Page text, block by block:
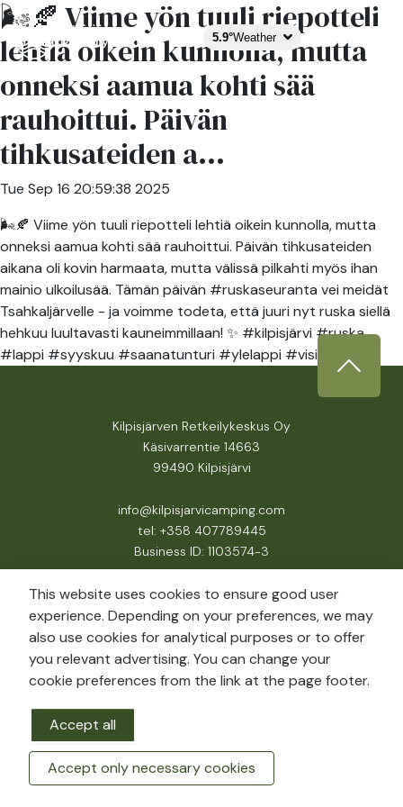
5.9°Weather
🌬🍂 Viime yön tuuli riepotteli
lehtiä oikein kunnolla, mutta
onneksi aamua kohti sää
rauhoittui. Päivän
tihkusateiden a...
Tue Sep 16 20:59:38 2025
🌬🍂 Viime yön tuuli riepotteli lehtiä oikein kunnolla, mutta
onneksi aamua kohti sää rauhoittui. Päivän tihkusateiden
aikana oli kovin harmaata, mutta välissä pilkahti myös ihan
mainio ulkoilusää. Tämän päivän #ruskaseuranta vei meidät
Tsahkaljärvelle - ja voimme todeta, että juuri nyt ruska siellä
hehkuu luultavasti kauneimmillaan! ✨ #kilpisjärvi #ruska
#lappi #syyskuu #saanatunturi #ylelappi #visitlapland
Kilpisjärven Retkeilykeskus Oy
Käsivarrentie 14663
99490 Kilpisjärvi
info@kilpisjarvicamping.com
tel: +358 407789445
Business ID: 1103574-3
BOOK A ROOM
This website uses cookies to ensure good user
experience. Depending on your preferences, we may
also use cookies for analytical purposes or to offer
you relevant advertising. You can change your
cookie preferences from the link at the page footer.
Accept all
Accept only necessary cookies